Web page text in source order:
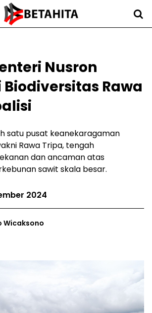
Nusron
Rawa
satu pusat keanekaragaman
Rawa Tripa, tengah
dan ancaman atas
sawit skala besar.
2024
Wicaksono